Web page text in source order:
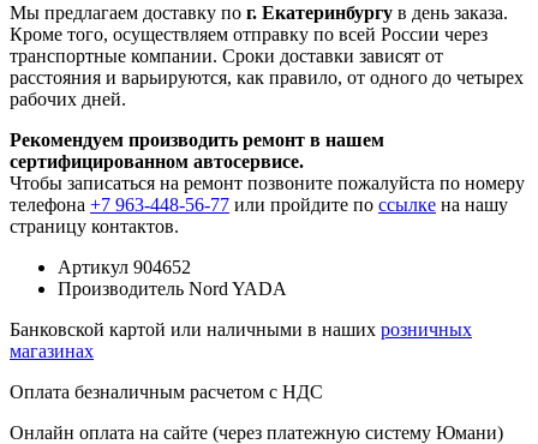
Мы предлагаем доставку по г. Екатеринбургу в день заказа.
Кроме того, осуществляем отправку по всей России через
транспортные компании. Сроки доставки зависят от
расстояния и варьируются, как правило, от одного до четырех
рабочих дней.
Рекомендуем производить ремонт в нашем
сертифицированном автосервисе.
Чтобы записаться на ремонт позвоните пожалуйста по номеру
телефона +7 963-448-56-77 или пройдите по ссылке на нашу
страницу контактов.
Артикул 904652
Производитель Nord YADA
Банковской картой или наличными в наших розничных
магазинах
Оплата безналичным расчетом с НДС
Онлайн оплата на сайте (через платежную систему Юмани)